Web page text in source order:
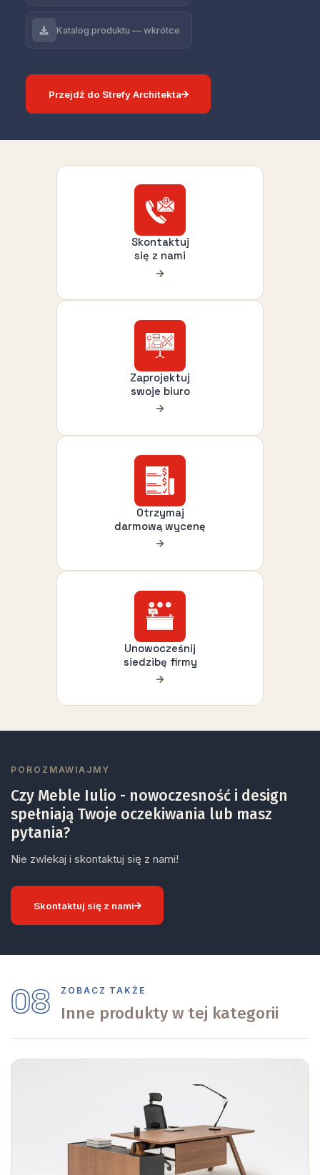
Katalog produktu — wkrótce
Przejdź do Strefy Architekta
Skontaktuj
się z nami
Zaprojektuj
swoje biuro
Otrzymaj
darmową wycenę
Unowocześnij
siedzibę firmy
POROZMAWIAJMY
Czy Meble Iulio - nowoczesność i design
spełniają Twoje oczekiwania lub masz
pytania?
Nie zwlekaj i skontaktuj się z nami!
Skontaktuj się z nami
08 ZOBACZ TAKŻE
Inne produkty w tej kategorii